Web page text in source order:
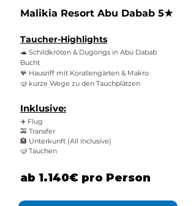
Malikia Resort Abu Dabab 5★
Taucher-Highlights
🐢 Schildkröten & Dugongs in Abu Dabab
Bucht
🪸 Hausriff mit Korallengärten & Makro
🤿 kurze Wege zu den Tauchplätzen
Inklusive:
✈️ Flug
🚕 Transfer
🏨 Unterkunft (All Inclusive)
🤿 Tauchen
ab 1.140€ pro Person